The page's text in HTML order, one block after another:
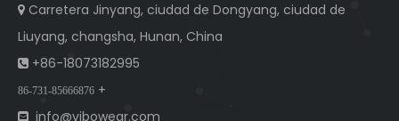
 Carretera Jinyang, ciudad de Dongyang, ciudad de
Liuyang, changsha, Hunan, China
 +86-18073182995
86-731-85666876 +
 info@vibowear.com